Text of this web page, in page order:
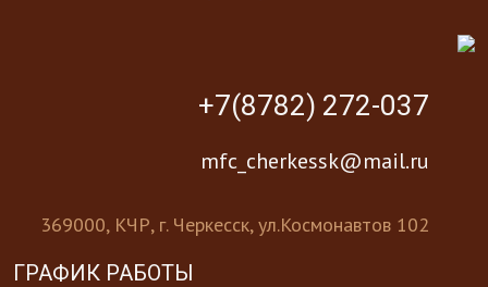
+7(8782) 272-037
mfc_cherkessk@mail.ru
369000, КЧР, г. Черкесск, ул.Космонавтов 102
ГРАФИК РАБОТЫ